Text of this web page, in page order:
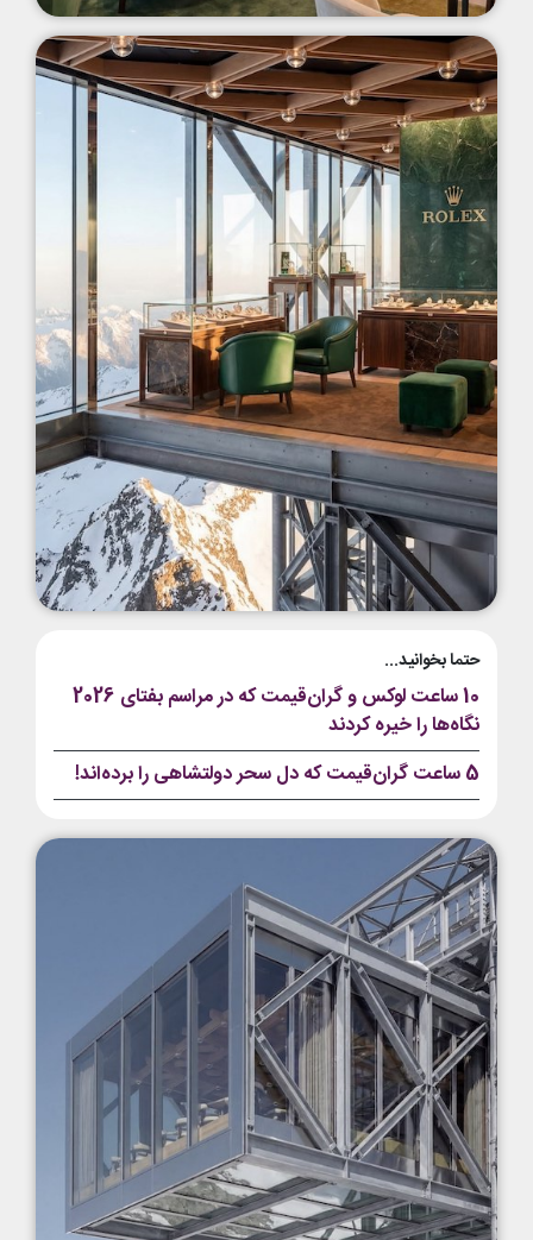
حتما بخوانید...
10 ساعت لوکس و گران‌قیمت که در مراسم بفتای 2026
نگاه‌ها را خیره کردند
5 ساعت گران‌قیمت که دل سحر دولتشاهی را برده‌اند!